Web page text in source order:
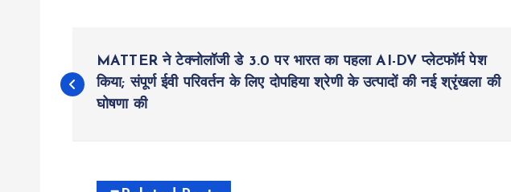
o
MATTER ने टेक्नोलॉजी डे 3.0 पर भारत का पहला AI-DV प्लेटफॉर्म पेश
किया; संपूर्ण ईवी परिवर्तन के लिए दोपहिया श्रेणी के उत्पादों की नई श्रृंखला की
घोषणा की